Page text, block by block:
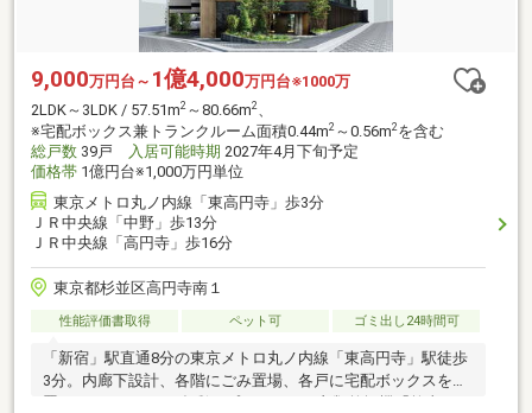
9,000万円台～ 1億4,000万円台※1000万
2LDK～3LDK / 57.51m2 ～80.66m2
※宅配ボックス兼トランクルーム面積0.44m2 ～0.56m2 を含む
総戸数 39戸 入居可能時期 2027年4月下旬予定
価格帯 1億円台※1,000万円単位
東京メトロ丸ノ内線「東高円寺」歩3分
ＪＲ中央線「中野」歩13分
ＪＲ中央線「高円寺」歩16分
東京都杉並区高円寺南１
性能評価書取得 ペット可 ゴミ出し24時間可
「新宿」駅直通8分の東京メトロ丸ノ内線「東高円寺」駅徒歩
3分。内廊下設計、各階にごみ置場、各戸に宅配ボックスを設